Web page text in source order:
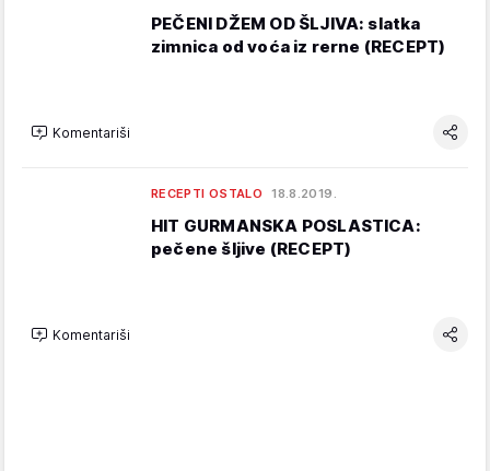
PEČENI DŽEM OD ŠLJIVA: slatka
zimnica od voća iz rerne (RECEPT)
Komentariši
RECEPTI OSTALO 18.8.2019.
HIT GURMANSKA POSLASTICA:
pečene šljive (RECEPT)
Komentariši